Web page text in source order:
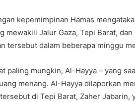
kepemimpinan Hamas
mewakili Jalur Gaza, Tepi Barat,
tersebut dalam beberapa minggu
mungkin, Al-Hayya – yang
menang. Al-Hayya dilaporkan
di Tepi Barat, Zaher Jabarin,